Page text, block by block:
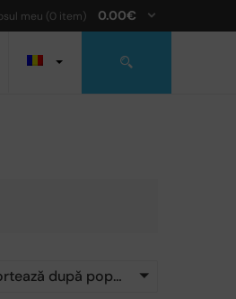
meu (0 item) 0.00€
Sortează după popularitatea vânzărilor